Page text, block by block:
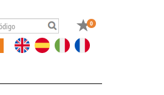
Favoritos
0
EN ES IT FR